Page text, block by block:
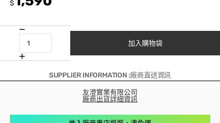
$
加入購物袋
SUPPLIER INFORMATION :廠商直送資訊
友澄實業有限公司
廠商出貨詳細資訊